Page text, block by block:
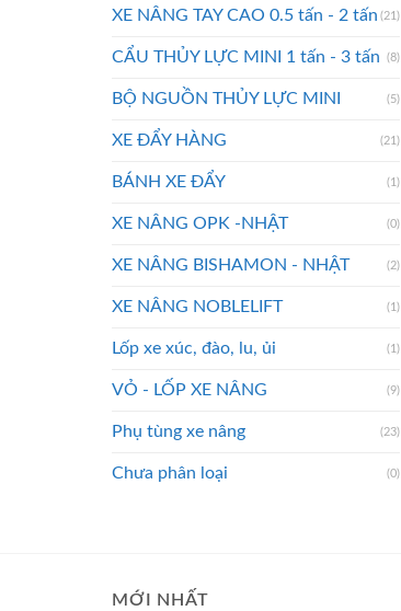
XE NÂNG TAY CAO 0.5 tấn - 2 tấn (21)
CẨU THỦY LỰC MINI 1 tấn - 3 tấn (8)
BỘ NGUỒN THỦY LỰC MINI (5)
XE ĐẨY HÀNG (21)
BÁNH XE ĐẨY (1)
XE NÂNG OPK -NHẬT (0)
XE NÂNG BISHAMON - NHẬT (2)
XE NÂNG NOBLELIFT (1)
Lốp xe xúc, đào, lu, ủi (1)
VỎ - LỐP XE NÂNG (9)
Phụ tùng xe nâng (23)
Chưa phân loại (0)
MỚI NHẤT